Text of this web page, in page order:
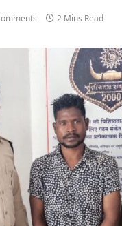
2 Mins Read